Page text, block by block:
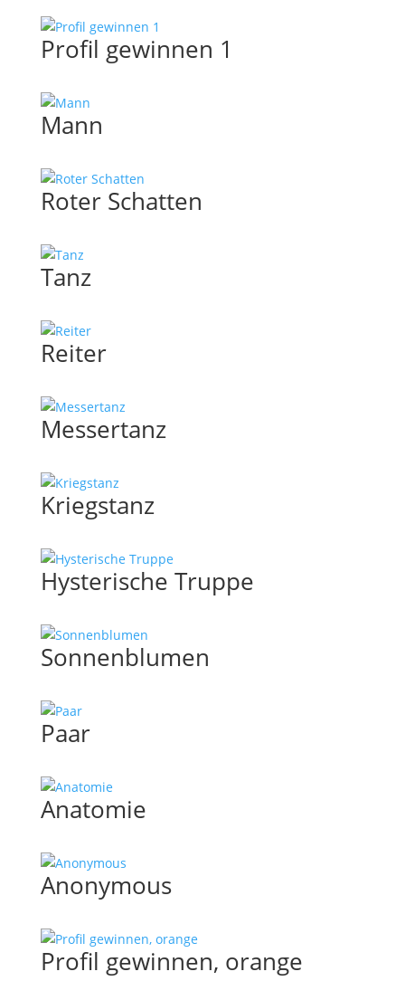
Profil gewinnen 1
Mann
Roter Schatten
Tanz
Reiter
Messertanz
Kriegstanz
Hysterische Truppe
Sonnenblumen
Paar
Anatomie
Anonymous
Profil gewinnen, orange